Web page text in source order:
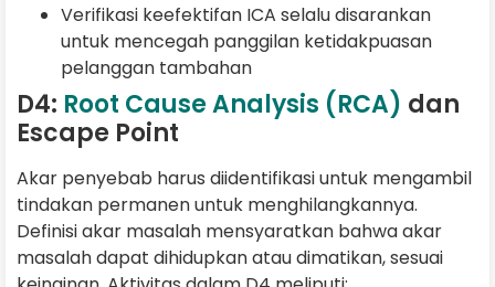
Verifikasi keefektifan ICA selalu disarankan
untuk mencegah panggilan ketidakpuasan
pelanggan tambahan
D4: Root Cause Analysis (RCA) dan
Escape Point
Akar penyebab harus diidentifikasi untuk mengambil
tindakan permanen untuk menghilangkannya.
Definisi akar masalah mensyaratkan bahwa akar
masalah dapat dihidupkan atau dimatikan, sesuai